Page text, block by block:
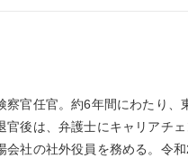
官任官。約6年間にわたり、
後は、弁護士にキャリアチェ
社の社外役員を務める。令